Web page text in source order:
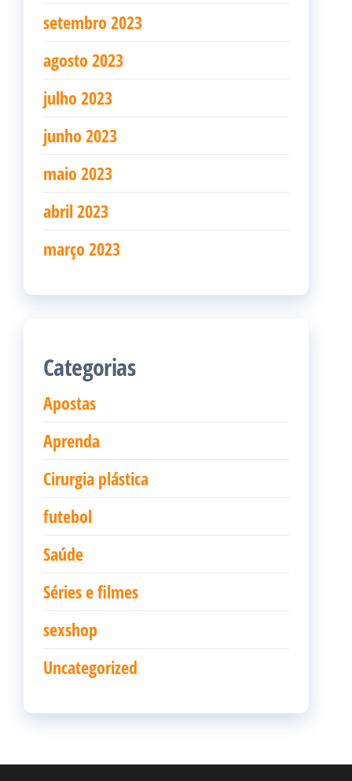
setembro 2023
agosto 2023
julho 2023
junho 2023
maio 2023
abril 2023
março 2023
Categorias
Apostas
Aprenda
Cirurgia plástica
futebol
Saúde
Séries e filmes
sexshop
Uncategorized